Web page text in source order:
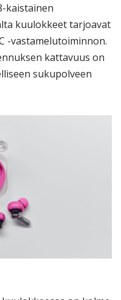
kaistainen
kuulokkeet tarjoavat
-vastamelutoiminnon.
kattavuus on
sukupolveen